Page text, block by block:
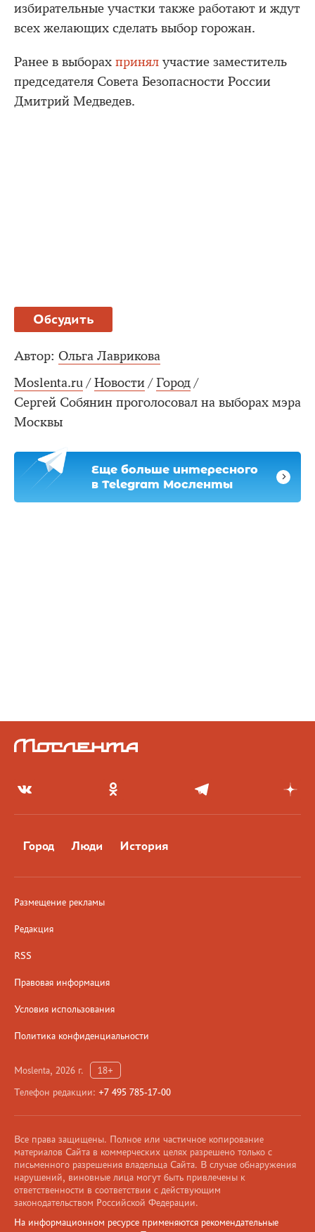
избирательные участки также работают и ждут
всех желающих сделать выбор горожан.
Ранее в выборах принял участие заместитель
председателя Совета Безопасности России
Дмитрий Медведев.
Обсудить
Автор: Ольга Лаврикова
Moslenta.ru / Новости / Город /
Сергей Собянин проголосовал на выборах мэра
Москвы
Еще больше интересного
в Telegram Мосленты
Город Люди История
Размещение рекламы
Редакция
RSS
Правовая информация
Условия использования
Политика конфиденциальности
Moslenta, 2026 г.
18+
Телефон редакции: +7 495 785-17-00
Все права защищены. Полное или частичное копирование
материалов Сайта в коммерческих целях разрешено только с
письменного разрешения владельца Сайта. В случае обнаружения
нарушений, виновные лица могут быть привлечены к
ответственности в соответствии с действующим
законодательством Российской Федерации.
На информационном ресурсе применяются рекомендательные